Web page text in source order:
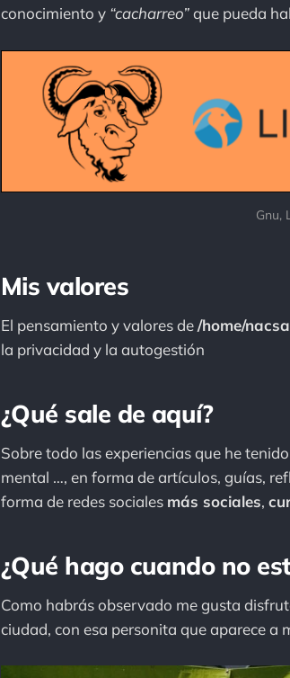
conocimiento y “cacharreo”que pueda
Gnu,
Mis valores
El pensamiento y valores de/home/
la privacidad y la autogestión
¿Qué sale de aquí?
Sobre todo las experiencias que he
mental …, en forma de artículos, guías,
forma de redes sociales más sociales,
¿Qué hago cuando no
Como habrás observado me gusta
ciudad, con esa personita que aparece a